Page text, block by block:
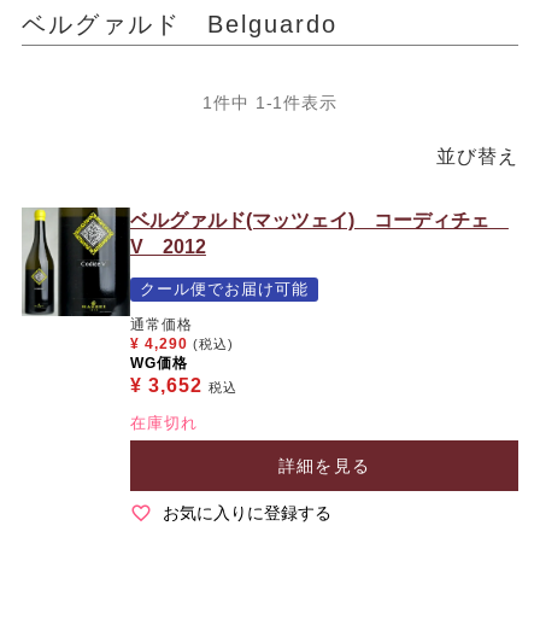
ベルグァルド Belguardo
並び替え
1 件中 1 -1件表示
ベルグァルド(マッツェイ) コーディチェ
V 2012
クール便でお届け可能
通常価格
¥ 4,290 (税込)
WG価格
¥ 3,652 税込
在庫切れ
詳細を見る
お気に入りに登録する